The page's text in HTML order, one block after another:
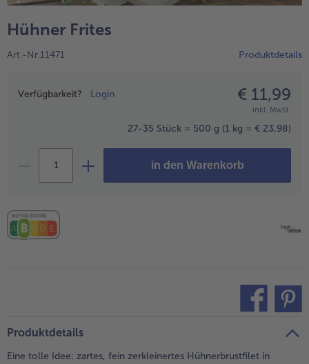
alle Obst
alle Süße Vielfalt
Confiserie & Feinkost
alle Küchenhelfer
Hühner Frites
Art.-Nr.11471 Produktdetails
Preisangabe
Verfügbarkeit? Login € 11,99
inkl. MwSt.
27-35 Stück = 500 g (1 kg = € 23,98)
in den Warenkorb
Produktdetails
Eine tolle Idee: zartes, fein zerkleinertes Hühnerbrustfilet in